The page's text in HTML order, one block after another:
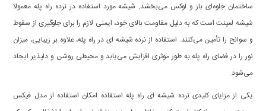
ساختمان جلوه‌ای باز و لوکس می‌بخشد. شیشه مورد استفاده در نرده راه پله معمولا
شیشه لمینت است که به دلیل مقاومت بالای خود، ایمنی لازم را برای جلوگیری از سقوط
و سوانح را تأمین می‌کنند. استفاده از نرده شیشه ای در راه پله، علاوه بر زیبایی، میزان
نور را در فضای راه پله به طور موثری افزایش می‌یابد و محیطی روشن و دلپذیر ایجاد
می‌شود.
یکی از مزایای کلیدی نرده شیشه ای راه پله استفاده امکان استفاده از مدل فیکس